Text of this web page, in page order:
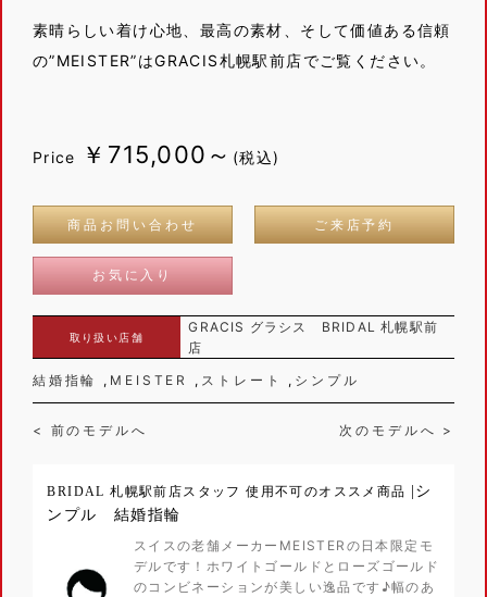
素晴らしい着け心地、最高の素材、そして価値ある信頼
の”MEISTER”はGRACIS札幌駅前店でご覧ください。
Price ￥715,000～ (税込)
商品お問い合わせ ご来店予約
お気に入り
取り扱い店舗
GRACIS グラシス BRIDAL 札幌駅前
店
結婚指輪
MEISTER ストレート シンプル
< 前のモデルへ 次のモデルへ >
BRIDAL 札幌駅前店スタッフ 使用不可のオススメ商品
|シ
ンプル 結婚指輪
スイスの老舗メーカーMEISTERの日本限定モ
デルです！ホワイトゴールドとローズゴールド
のコンビネーションが美しい逸品です♪幅のあ